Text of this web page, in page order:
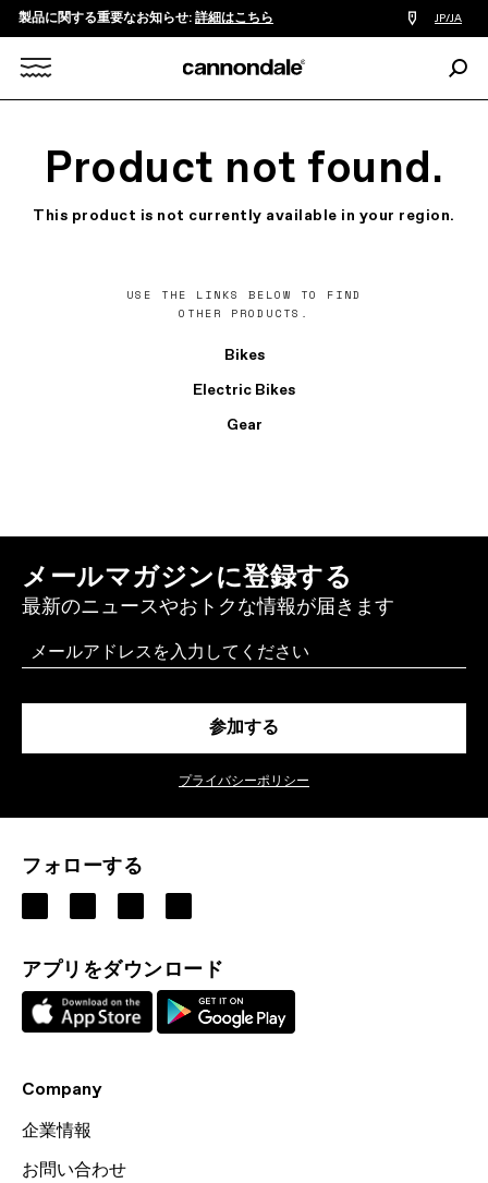
製品に関する重要なお知らせ:詳細はこちら
販
売
JP/JA
検
Product not found.
This product is not currently available in your region.
USE THE LINKS BELOW TO FIND
OTHER PRODUCTS.
Bikes
Electric Bikes
Gear
メールマガジンに登録する
最新のニュースやおトクな情報が届きます
Email
参加する
プライバシーポリシー
フォローする
アプリをダウンロード
Company
企業情報
お問い合わせ